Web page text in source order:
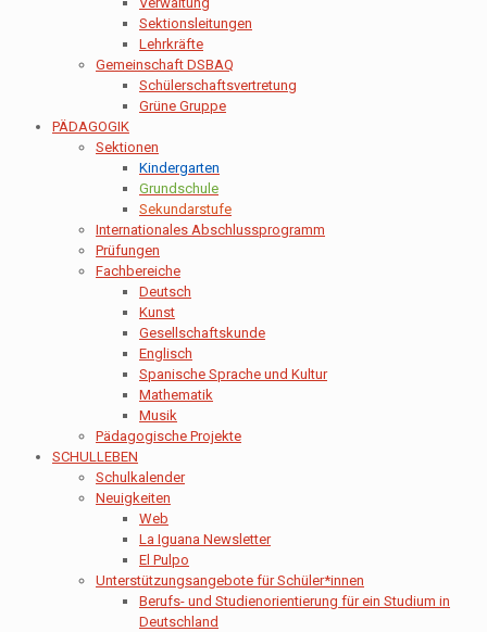
Sektionsleitungen
Lehrkräfte
Gemeinschaft DSBAQ
Schülerschaftsvertretung
Grüne Gruppe
PÄDAGOGIK
Sektionen
Kindergarten
Grundschule
Sekundarstufe
Internationales Abschlussprogramm
Prüfungen
Fachbereiche
Deutsch
Kunst
Gesellschaftskunde
Englisch
Spanische Sprache und Kultur
Mathematik
Musik
Pädagogische Projekte
SCHULLEBEN
Schulkalender
Neuigkeiten
Web
La Iguana Newsletter
El Pulpo
Unterstützungsangebote für Schüler*innen
Berufs- und Studienorientierung für ein Studium in
Deutschland